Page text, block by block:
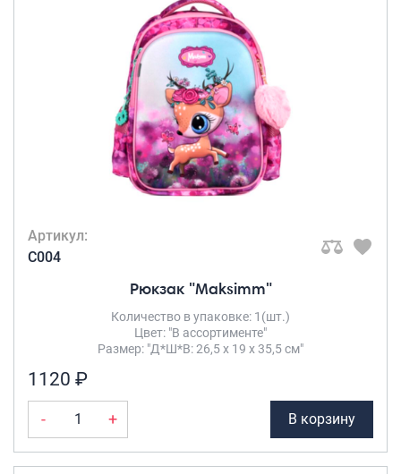
Артикул:
C004
Рюкзак "Maksimm"
Количество в упаковке: 1(шт.)
Цвет: "В ассортименте"
Размер: "Д*Ш*В: 26,5 х 19 х 35,5 см"
1120 ₽
- + В корзину